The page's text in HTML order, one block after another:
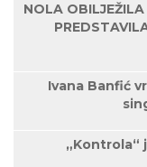
NOLA
Ivana Banfić
„Kontrola“